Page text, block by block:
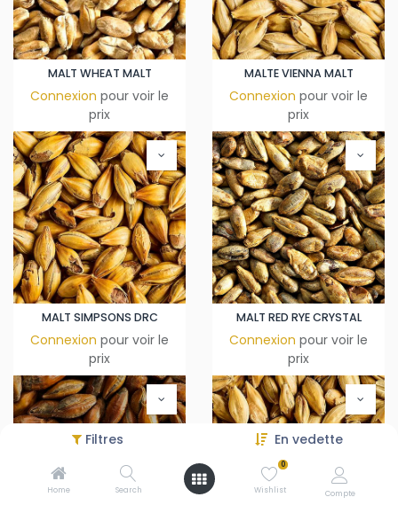
Filtres En vedette
Home Search
0
Wishlist Compte
MALT WHEAT MALT
Connexion pour voir le
prix
MALTE VIENNA MALT
Connexion pour voir le
prix
MALT SIMPSONS DRC
Connexion pour voir le
prix
MALT RED RYE CRYSTAL
Connexion pour voir le
prix